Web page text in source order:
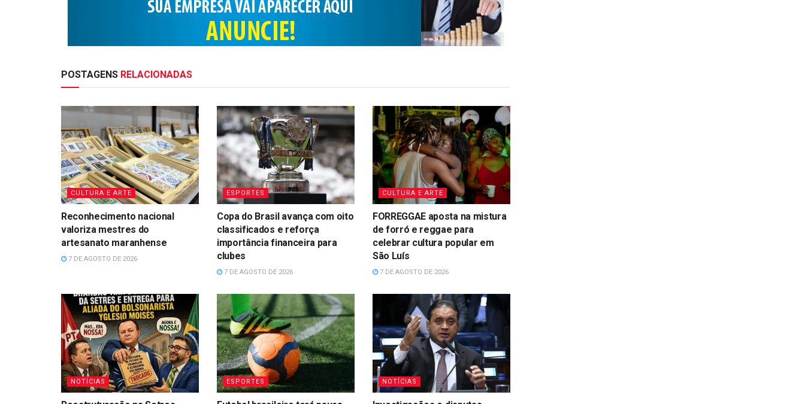
POSTAGENS RELACIONADAS
CULTURA E ARTE
Reconhecimento nacional
valoriza mestres do
artesanato maranhense
7 DE AGOSTO DE 2026
ESPORTES
Copa do Brasil avança com oito
classificados e reforça
importância financeira para
clubes
7 DE AGOSTO DE 2026
CULTURA E ARTE
FORREGGAE aposta na mistura
de forró e reggae para
celebrar cultura popular em
São Luís
7 DE AGOSTO DE 2026
NOTÍCIAS ESPORTES NOTÍCIAS